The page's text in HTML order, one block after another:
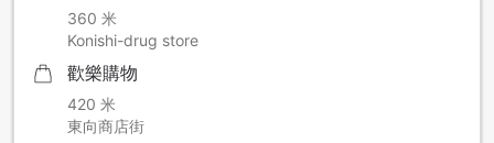
360 米
Konishi-drug store
歡樂購物
420 米
東向商店街